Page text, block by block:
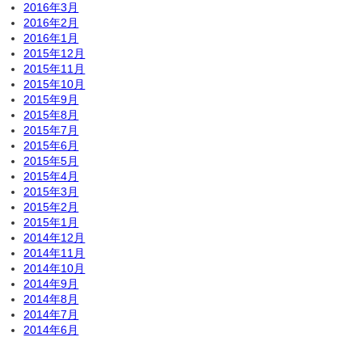
2016年3月
2016年2月
2016年1月
2015年12月
2015年11月
2015年10月
2015年9月
2015年8月
2015年7月
2015年6月
2015年5月
2015年4月
2015年3月
2015年2月
2015年1月
2014年12月
2014年11月
2014年10月
2014年9月
2014年8月
2014年7月
2014年6月